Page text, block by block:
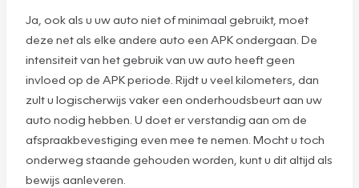
Ja, ook als u uw auto niet of minimaal gebruikt, moet
deze net als elke andere auto een APK ondergaan. De
intensiteit van het gebruik van uw auto heeft geen
invloed op de APK periode. Rijdt u veel kilometers, dan
zult u logischerwijs vaker een onderhoudsbeurt aan uw
auto nodig hebben. U doet er verstandig aan om de
afspraakbevestiging even mee te nemen. Mocht u toch
onderweg staande gehouden worden, kunt u dit altijd als
bewijs aanleveren.